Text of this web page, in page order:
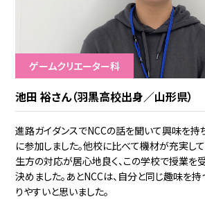
ゲームクリエーター科
池田 裕さん（羽黒高校出身／山形県）
進路ガイダンスでNCCの話を聞いて興味を持
に参加しました。他校に比べて機材が充実し
生方の対応が居心地良く、この学校で授業を
決めました。あとNCCは、自分と同じ趣味を
りやすいと思いました。